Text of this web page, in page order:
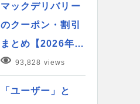
マックデリバリー
のクーポン・割引
まとめ【2026年…
93,828 views
「ユーザー」と